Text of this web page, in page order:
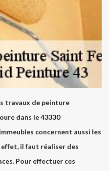
travaux de peinture
dans le 43330
concernent aussi les
effet, il faut réaliser des
Pour effectuer ces